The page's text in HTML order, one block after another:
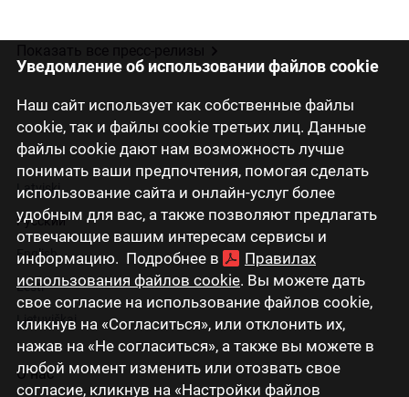
Уведомление об использовании файлов cookie
Наш сайт использует как собственные файлы
cookie, так и файлы cookie третьих лиц. Данные
файлы cookie дают нам возможность лучше
понимать ваши предпочтения, помогая сделать
использование сайта и онлайн-услуг более
удобным для вас, а также позволяют предлагать
отвечающие вашим интересам сервисы и
информацию. Подробнее в
Правилах
использования файлов cookie. Вы можете дать
свое согласие на использование файлов cookie,
кликнув на «Согласиться», или отклонить их,
нажав на «Не согласиться», а также вы можете в
любой момент изменить или отозвать свое
согласие, кликнув на «Настройки файлов
Latviski
Русский
English
Eesti
Lietuviškai
О нас